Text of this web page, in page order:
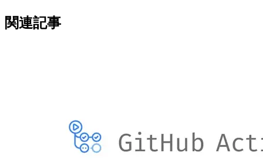
関連記事